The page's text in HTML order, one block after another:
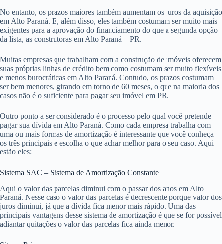
No entanto, os prazos maiores também aumentam os juros da aquisição
em Alto Paraná. E, além disso, eles também costumam ser muito mais
exigentes para a aprovação do financiamento do que a segunda opção
da lista, as construtoras em Alto Paraná – PR.
Muitas empresas que trabalham com a construção de imóveis oferecem
suas próprias linhas de crédito bem como costumam ser muito flexíveis
e menos burocráticas em Alto Paraná. Contudo, os prazos costumam
ser bem menores, girando em torno de 60 meses, o que na maioria dos
casos não é o suficiente para pagar seu imóvel em PR.
Outro ponto a ser considerado é o processo pelo qual você pretende
pagar sua dívida em Alto Paraná. Como cada empresa trabalha com
uma ou mais formas de amortização é interessante que você conheça
os três principais e escolha o que achar melhor para o seu caso. Aqui
estão eles:
Sistema SAC – Sistema de Amortização Constante
Aqui o valor das parcelas diminui com o passar dos anos em Alto
Paraná. Nesse caso o valor das parcelas é decrescente porque valor dos
juros diminui, já que a dívida fica menor mais rápido. Uma das
principais vantagens desse sistema de amortização é que se for possível
adiantar quitações o valor das parcelas fica ainda menor.